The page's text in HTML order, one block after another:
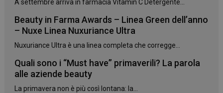
A settembre arriva in farmacia Vitamin C Detergente...
Beauty in Farma Awards – Linea Green dell’anno
– Nuxe Linea Nuxuriance Ultra
Nuxuriance Ultra è una linea completa che corregge...
Quali sono i “Must have” primaverili? La parola
alle aziende beauty
La primavera non è più così lontana: la...